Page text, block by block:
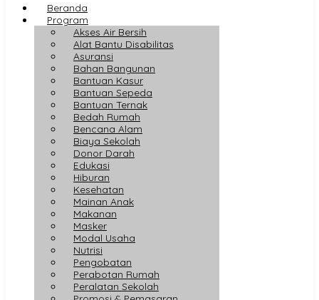
Beranda
Program
Akses Air Bersih
Alat Bantu Disabilitas
Asuransi
Bahan Bangunan
Bantuan Kasur
Bantuan Sepeda
Bantuan Ternak
Bedah Rumah
Bencana Alam
Biaya Sekolah
Donor Darah
Edukasi
Hiburan
Kesehatan
Mainan Anak
Makanan
Masker
Modal Usaha
Nutrisi
Pengobatan
Perabotan Rumah
Peralatan Sekolah